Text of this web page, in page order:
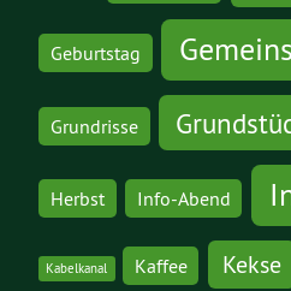
Geburtstag
Grundrisse
Herbst Info-Abend
Kabelkanal Kaffee Kekse